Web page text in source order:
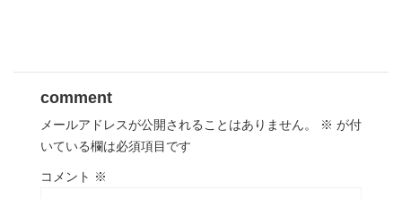
comment
メールアドレスが公開されることはありません。 ※ が付
いている欄は必須項目です
コメント ※